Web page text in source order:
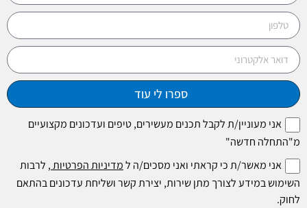
אני מעוניין/ת לקבל תכנים מעשירים, טיפים ועדכונים מקצועיים
מ"התחלה חדשה"
אני מאשר/ת כי קראתי ואני מסכים/ה למדיניות הפרטיות, לרבות
השימוש במידע לצורך מתן שירות, יצירת קשר ושליחת עדכונים בהתאם
לחוק.
ספרו לי עוד